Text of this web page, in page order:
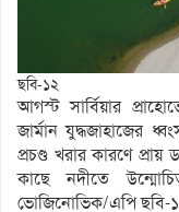
ছবি-১২
আগস্ট সার্বিয়ার
জার্মান যুদ্ধজাহাজের
প্রচণ্ড খরার কারণে
কাছে নদীতে
ভোজিনোভিক/এপি ছবি-